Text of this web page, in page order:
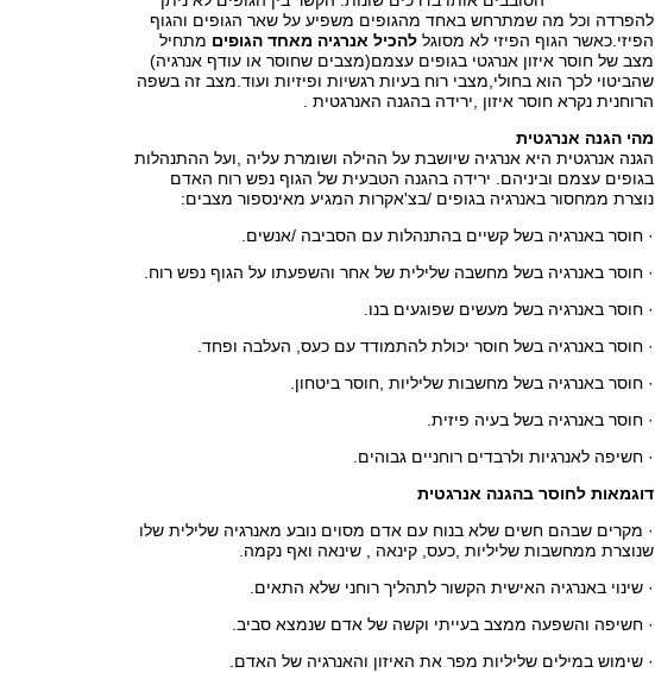
להפרדה וכל מה שמתרחש באחד מהגופים משפיע על שאר הגופים והגוף
הפיזי.כאשר הגוף הפיזי לא מסוגל להכיל אנרגיה מאחד הגופים מתחיל
מצב של חוסר איזון אנרגטי בגופים עצמם(מצבים שחוסר או עודף אנרגיה)
שהביטוי לכך הוא בחולי,מצבי רוח בעיות רגשיות ופיזיות ועוד.מצב זה בשפה
הרוחנית נקרא חוסר איזון ,ירידה בהגנה האנרגטית .
מהי הגנה אנרגטית
הגנה אנרגטית היא אנרגיה שיושבת על ההילה ושומרת עליה ,ועל ההתנהלות
בגופים עצמם וביניהם. ירידה בהגנה הטבעית של הגוף נפש רוח האדם
נוצרת ממחסור באנרגיה בגופים /בצ'אקרות המגיע מאינספור מצבים:
· חוסר באנרגיה בשל קשיים בהתנהלות עם הסביבה /אנשים.
· חוסר באנרגיה בשל מחשבה שלילית של אחר והשפעתו על הגוף נפש רוח.
· חוסר באנרגיה בשל מעשים שפוגעים בנו.
· חוסר באנרגיה בשל חוסר יכולת להתמודד עם כעס, העלבה ופחד.
· חוסר באנרגיה בשל מחשבות שליליות ,חוסר ביטחון.
· חוסר באנרגיה בשל בעיה פיזית.
· חשיפה לאנרגיות ולרבדים רוחניים גבוהים.
דוגמאות לחוסר בהגנה אנרגטית
· מקרים שבהם חשים שלא בנוח עם אדם מסוים נובע מאנרגיה שלילית שלו
שנוצרת ממחשבות שליליות ,כעס, קינאה , שינאה ואף נקמה.
· שינוי באנרגיה האישית הקשור לתהליך רוחני שלא התאים.
· חשיפה והשפעה ממצב בעייתי וקשה של אדם שנמצא סביב.
· שימוש במילים שליליות מפר את האיזון והאנרגיה של האדם.